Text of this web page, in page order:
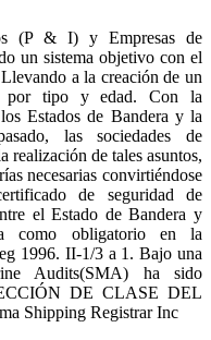
(P & I) y Empresas de
un sistema objetivo con el
a la creación de un
por tipo y edad. Con la
Estados de Bandera y la
las sociedades de
realización de tales asuntos,
necesarias convirtiéndose
de seguridad de
el Estado de Bandera y
como obligatorio en la
1996. II-1/3 a 1. Bajo una
Audits(SMA) ha sido
DE CLASE DEL
Shipping Registrar Inc